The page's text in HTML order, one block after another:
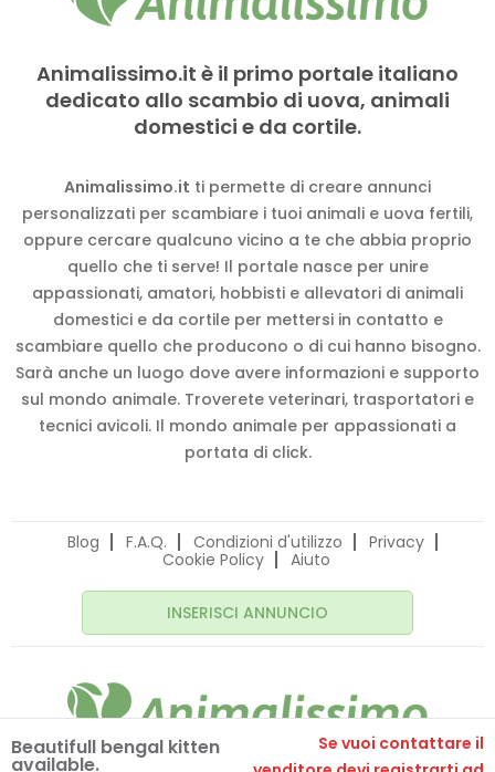
Beautifull bengal kitten
available.
Se vuoi contattare il
Animalissimo.it è il primo portale italiano
dedicato allo scambio di uova, animali
domestici e da cortile.
Animalissimo.it ti permette di creare annunci
personalizzati per scambiare i tuoi animali e uova fertili,
oppure cercare qualcuno vicino a te che abbia proprio
quello che ti serve! Il portale nasce per unire
appassionati, amatori, hobbisti e allevatori di animali
domestici e da cortile per mettersi in contatto e
scambiare quello che producono o di cui hanno bisogno.
Sarà anche un luogo dove avere informazioni e supporto
sul mondo animale. Troverete veterinari, trasportatori e
tecnici avicoli. Il mondo animale per appassionati a
portata di click.
Blog F.A.Q. Condizioni d'utilizzo
Privacy
Cookie Policy
Aiuto
INSERISCI ANNUNCIO
© 2020 Animalissimo.it - P.IVA 04582550275